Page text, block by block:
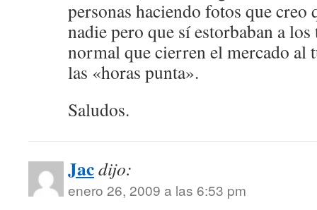
personas haciendo fotos que creo
nadie pero que sí estorbaban a los
normal que cierren el mercado al
las «horas punta».
Saludos.
Jacdijo:
enero 26, 2009 a las 6:53 pm